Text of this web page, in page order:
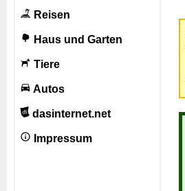
Reisen
Haus und Garten
Tiere
Autos
dasinternet.net
Impressum